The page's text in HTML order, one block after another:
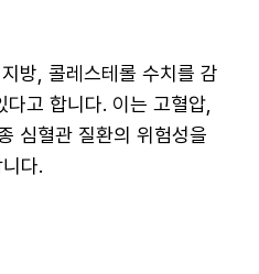
방, 콜레스테롤 수치를 감
고 합니다. 이는 고혈압,
심혈관 질환의 위험성을
다.